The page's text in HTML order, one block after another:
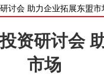
讨会 助力企业拓展东盟市
资研讨会
市场